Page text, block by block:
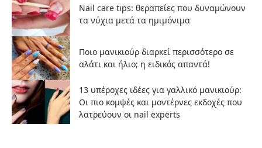
Nail care tips: θεραπείες που δυναμώνουν
τα νύχια μετά τα ημιμόνιμα
Ποιο μανικιούρ διαρκεί περισσότερο σε
αλάτι και ήλιο; η ειδικός απαντά!
13 υπέροχες ιδέες για γαλλικό μανικιούρ:
Οι πιο κομψές και μοντέρνες εκδοχές που
λατρεύουν οι nail experts